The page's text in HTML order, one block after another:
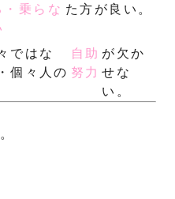
・乗らな た方が良い。
ではな
個々人の
自助
努力
が欠か
せな
い。